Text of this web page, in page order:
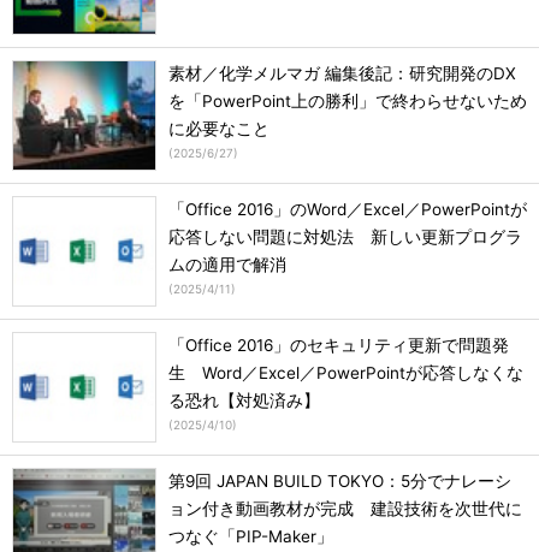
素材／化学メルマガ 編集後記：研究開発のDX
を「PowerPoint上の勝利」で終わらせないため
に必要なこと
(2025/6/27)
「Office 2016」のWord／Excel／PowerPointが
応答しない問題に対処法 新しい更新プログラ
ムの適用で解消
(2025/4/11)
「Office 2016」のセキュリティ更新で問題発
生 Word／Excel／PowerPointが応答しなくな
る恐れ【対処済み】
(2025/4/10)
第9回 JAPAN BUILD TOKYO：5分でナレーシ
ョン付き動画教材が完成 建設技術を次世代に
つなぐ「PIP-Maker」